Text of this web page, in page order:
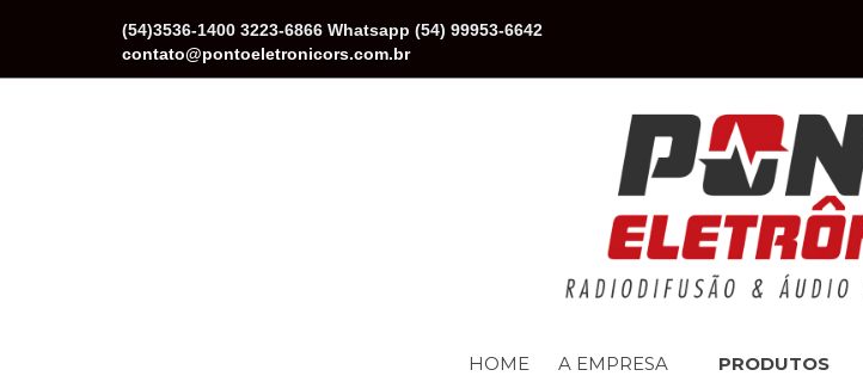
(54)3536-1400 3223-6866 Whatsapp (54) 99953-6642
contato@pontoeletronicors.com.br
HOME A EMPRESA PRODUTOS